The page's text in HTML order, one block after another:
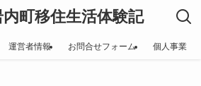
町移住生活体験記
運営者情報 お問合せフォーム 個人事業